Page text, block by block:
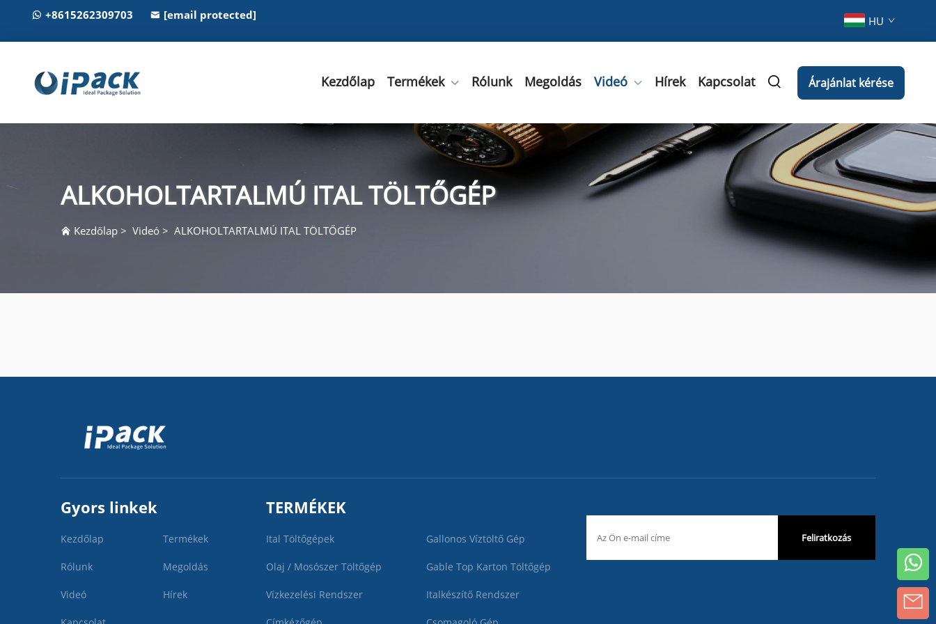
+8615262309703 [email protected] HU
Kezdőlap Termékek Rólunk Megoldás Videó Hírek Kapcsolat Árajánlat kérése
ALKOHOLTARTALMÚ ITAL TÖLTŐGÉP
Kezdőlap > Videó > ALKOHOLTARTALMÚ ITAL TÖLTŐGÉP
Gyors linkek
Kezdőlap Termékek
Rólunk Megoldás
Videó Hírek
TERMÉKEK
Ital Töltőgépek Gallonos Víztöltő Gép
Olaj / Mosószer Töltőgép Gable Top Karton Töltőgép
Vízkezelési Rendszer Italkészítő Rendszer
Feliratkozás